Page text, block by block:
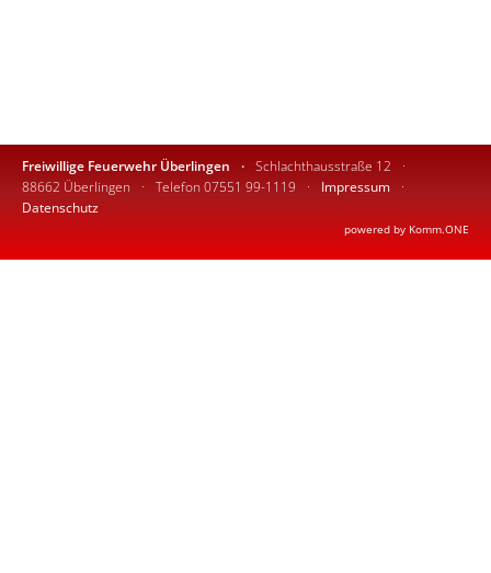
Freiwillige Feuerwehr Überlingen
Schlachthausstraße 12
88662 Überlingen
Telefon 07551 99-1119
Impressum
Datenschutz
powered by Komm.ONE